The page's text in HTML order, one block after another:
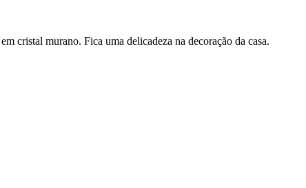
cristal murano. Fica uma delicadeza na decoração da casa.